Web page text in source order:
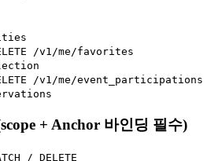
/v1/me/favorites
/v1/me/event_participations
+ Anchor 바인딩 필수)
/ DELETE